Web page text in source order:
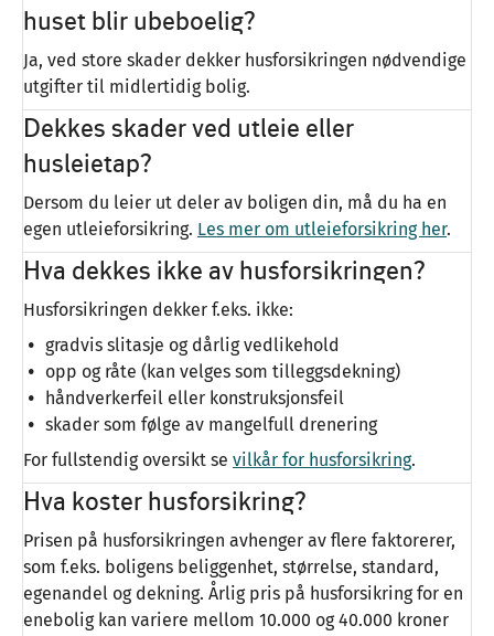
huset blir ubeboelig?
Ja, ved store skader dekker husforsikringen nødvendige
utgifter til midlertidig bolig.
Dekkes skader ved utleie eller
husleietap?
Dersom du leier ut deler av boligen din, må du ha en
egen utleieforsikring. Les mer om utleieforsikring her.
Hva dekkes ikke av husforsikringen?
Husforsikringen dekker f.eks. ikke:
gradvis slitasje og dårlig vedlikehold
opp og råte (kan velges som tilleggsdekning)
håndverkerfeil eller konstruksjonsfeil
skader som følge av mangelfull drenering
For fullstendig oversikt se vilkår for husforsikring.
Hva koster husforsikring?
Prisen på husforsikringen avhenger av flere faktorerer,
som f.eks. boligens beliggenhet, størrelse, standard,
egenandel og dekning. Årlig pris på husforsikring for en
enebolig kan variere mellom 10.000 og 40.000 kroner